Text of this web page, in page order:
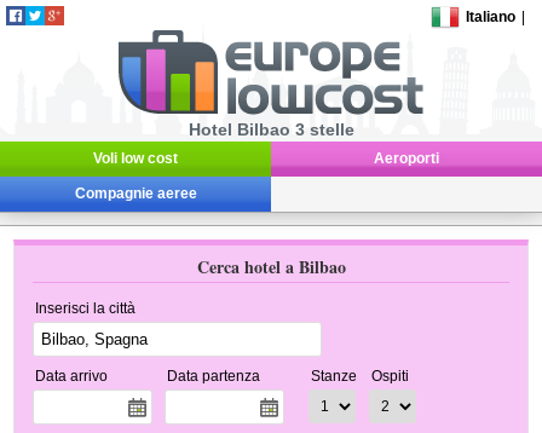
Italiano
Hotel Bilbao 3 stelle
Voli low cost Aeroporti
Compagnie aeree
Cerca hotel a Bilbao
Inserisci la città
Data arrivo Data partenza Stanze Ospiti